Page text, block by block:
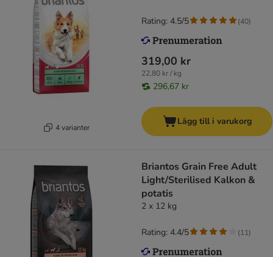
4 varianter
319,00 kr
22,80 kr / kg
296,67 kr
Rating: 4.5/5 (40)
Lägg till i varukorg
Briantos Grain Free Adult
Light/Sterilised Kalkon &
potatis
2 x 12 kg
Rating: 4.4/5 (11)